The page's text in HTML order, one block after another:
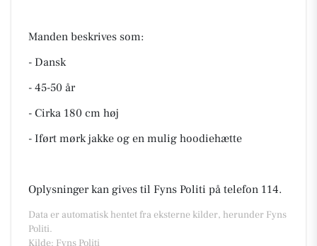
Manden beskrives som:
- Dansk
- 45-50 år
- Cirka 180 cm høj
- Iført mørk jakke og en mulig hoodiehætte
Oplysninger kan gives til Fyns Politi på telefon 114.
Data er automatisk hentet fra eksterne kilder, herunder Fyns
Politi.
Kilde: Fyns Politi